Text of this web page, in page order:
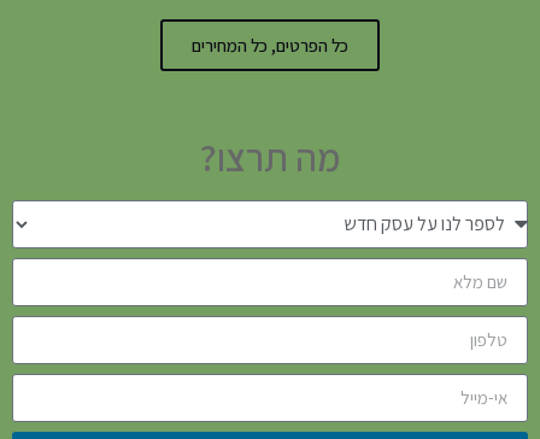
כל הפרטים, כל המחירים
מה תרצו?